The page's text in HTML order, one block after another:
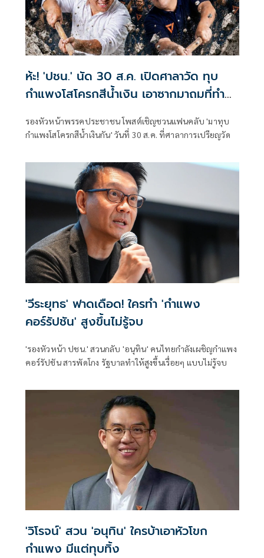
ห้ะ! 'ปชน.' นัด 30 ส.ค. เปิดศาลาวัด ทุบ
กำแพงโสโครกสีน้ำเงิน เอาซากมาถมที่ทำ
รองหัวหน้าพรรคประชาชน โพสต์เชิญชวนแฟนคลับ 'มาทุบ
กำแพงโสโครกสีน้ำเงินกัน' วันที่ 30 ส.ค. ที่ศาลาการเปรียญวัด
'วีระยุทธ' ฟาดเดือด! ใครทำ 'กำแพง
คอร์รัปชัน' สูงขึ้นไม่รู้จบ
'รองหัวหน้า ปชน.' สวนกลับ 'อนุทิน' คนไทยกำลังเผชิญกำแพง
คอร์รัปชัน สารพัดโกง รัฐบาลทำให้สูงขึ้นเรื่อยๆ แบบไม่รู้จบ
'วิโรจน์' สวน 'อนุทิน' ใครบ้าเอาหัวโขก
กำแพง มีแต่ทุบทิ้ง